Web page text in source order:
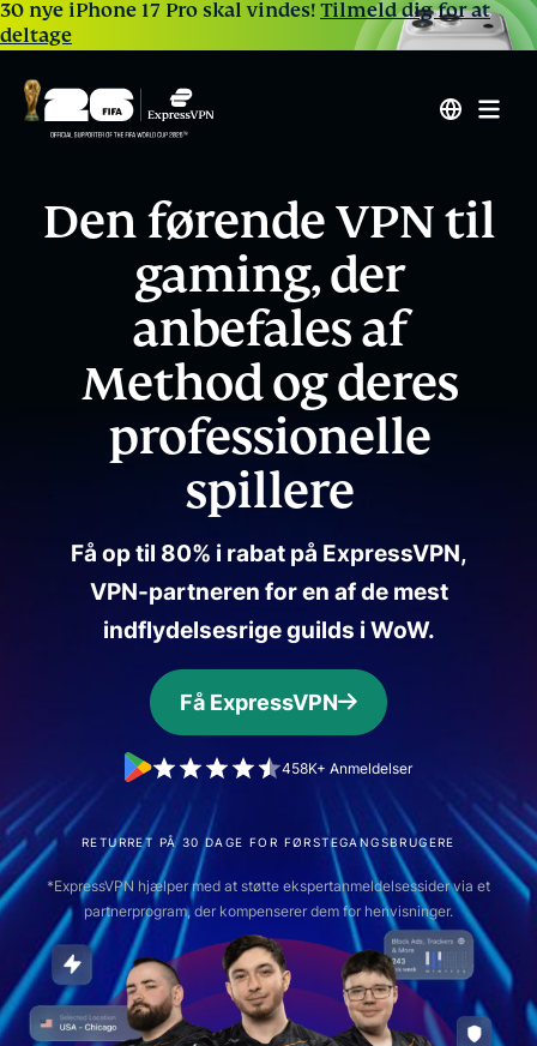
30 nye iPhone 17 Pro skal vindes!Tilmeld dig for at
deltage
Den førende VPN til
gaming, der
anbefales af
Method og deres
professionelle
spillere
Få op til 80% i rabat på ExpressVPN,
VPN-partneren for en af de mest
indflydelsesrige guilds i WoW.
Få ExpressVPN
458K+ Anmeldelser
RETURRET PÅ 30 DAGE FOR FØRSTEGANGSBRUGERE
*ExpressVPN hjælper med at støtte ekspertanmeldelsessider via et
partnerprogram, der kompenserer dem for henvisninger.